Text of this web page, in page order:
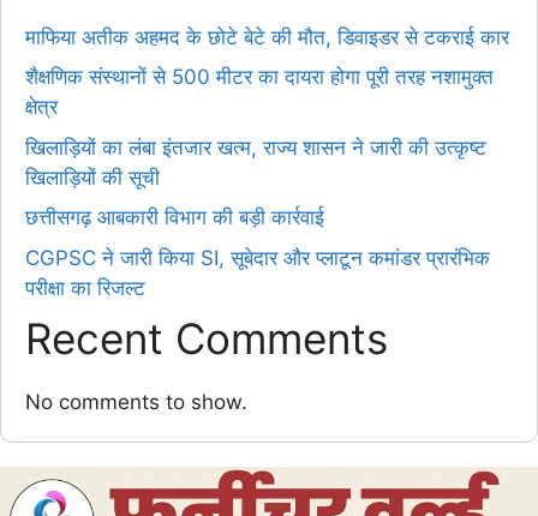
माफिया अतीक अहमद के छोटे बेटे की मौत, डिवाइडर से टकराई कार
शैक्षणिक संस्थानों से 500 मीटर का दायरा होगा पूरी तरह नशामुक्त
क्षेत्र
खिलाड़ियों का लंबा इंतजार खत्म, राज्य शासन ने जारी की उत्कृष्ट
खिलाड़ियों की सूची
छत्तीसगढ़ आबकारी विभाग की बड़ी कार्रवाई
CGPSC ने जारी किया SI, सूबेदार और प्लाटून कमांडर प्रारंभिक
परीक्षा का रिजल्ट
Recent Comments
No comments to show.